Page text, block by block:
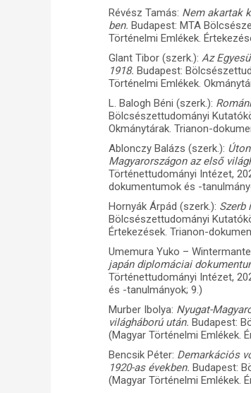
Révész Tamás: Nem akartak
ben.Budapest: MTA
Történelmi Emlékek.
Glant Tibor (szerk.):Az
1918. Budapest:
Történelmi Emlékek.
L. Balogh Béni (szerk.):
Bölcsészettudományi
Okmánytárak. Trianon-
Ablonczy Balázs (szerk.):
Magyarországon az első
Történettudományi Intézet,
dokumentumok és -
Hornyák Árpád (szerk.): Szerb
Bölcsészettudományi
Értekezések. Trianon-
Umemura Yuko –
japán diplomáciai
Történettudományi Intézet,
és -tanulmányok; 9.)
Murber Ibolya: Nyugat-
világháború után. Budapest:
(Magyar Történelmi Emlékek.
Bencsik Péter: Demarkációs
1920-as években.Budapest:
(Magyar Történelmi Emlékek.